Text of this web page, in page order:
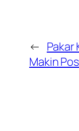
← Pakar
Makin